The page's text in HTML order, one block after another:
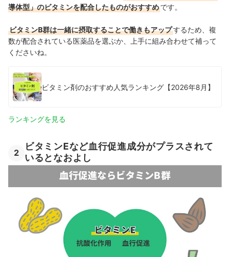
導体型」のビタミンを配合したものがおすすめです。
ビタミンB群は一緒に摂取することで働きもアップするため、複
数が配合されている医薬品を選ぶか、上手に組み合わせて補って
くださいね。
ビタミン剤のおすすめ人気ランキング【2026年8月】
ランキングを見る
2
ビタミンEなど血行促進成分がプラスされて
いるとなおよし